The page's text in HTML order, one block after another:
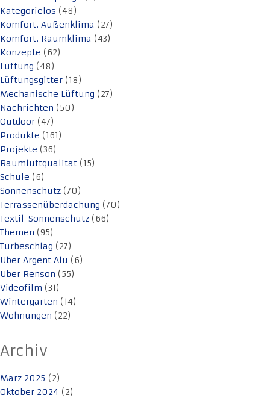
Kategorielos (48)
Komfort. Außenklima (27)
Komfort. Raumklima (43)
Konzepte (62)
Lüftung (48)
Lüftungsgitter (18)
Mechanische Lüftung (27)
Nachrichten (50)
Outdoor (47)
Produkte (161)
Projekte (36)
Raumluftqualität (15)
Schule (6)
Sonnenschutz (70)
Terrassenüberdachung (70)
Textil-Sonnenschutz (66)
Themen (95)
Türbeschlag (27)
Uber Argent Alu (6)
Uber Renson (55)
Videofilm (31)
Wintergarten (14)
Wohnungen (22)
Archiv
März 2025 (2)
Oktober 2024 (2)